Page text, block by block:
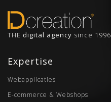
THE digital agency since 1996
Expertise
Webapplicaties
E-commerce & Webshops